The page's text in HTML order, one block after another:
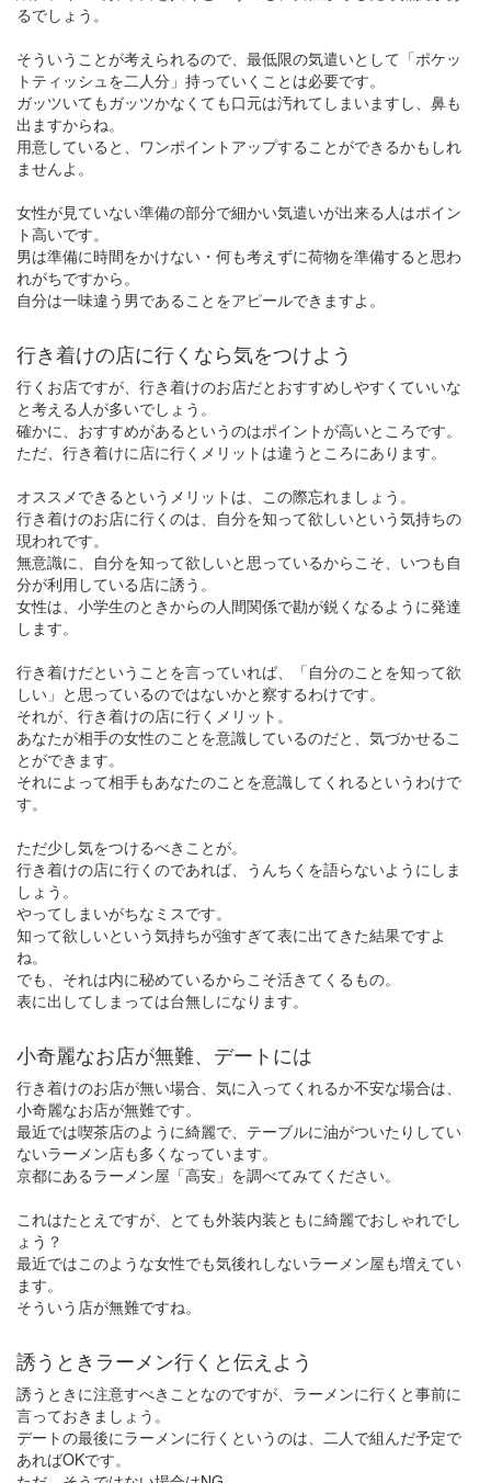
るでしょう。
そういうことが考えられるので、最低限の気遣いとして「ポケッ
トティッシュを二人分」持っていくことは必要です。
ガッツいてもガッツかなくても口元は汚れてしまいますし、鼻も
出ますからね。
用意していると、ワンポイントアップすることができるかもしれ
ませんよ。
女性が見ていない準備の部分で細かい気遣いが出来る人はポイン
ト高いです。
男は準備に時間をかけない・何も考えずに荷物を準備すると思わ
れがちですから。
自分は一味違う男であることをアピールできますよ。
行き着けの店に行くなら気をつけよう
行くお店ですが、行き着けのお店だとおすすめしやすくていいな
と考える人が多いでしょう。
確かに、おすすめがあるというのはポイントが高いところです。
ただ、行き着けに店に行くメリットは違うところにあります。
オススメできるというメリットは、この際忘れましょう。
行き着けのお店に行くのは、自分を知って欲しいという気持ちの
現われです。
無意識に、自分を知って欲しいと思っているからこそ、いつも自
分が利用している店に誘う。
女性は、小学生のときからの人間関係で勘が鋭くなるように発達
します。
行き着けだということを言っていれば、「自分のことを知って欲
しい」と思っているのではないかと察するわけです。
それが、行き着けの店に行くメリット。
あなたが相手の女性のことを意識しているのだと、気づかせるこ
とができます。
それによって相手もあなたのことを意識してくれるというわけで
す。
ただ少し気をつけるべきことが。
行き着けの店に行くのであれば、うんちくを語らないようにしま
しょう。
やってしまいがちなミスです。
知って欲しいという気持ちが強すぎて表に出てきた結果ですよ
ね。
でも、それは内に秘めているからこそ活きてくるもの。
表に出してしまっては台無しになります。
小奇麗なお店が無難、デートには
行き着けのお店が無い場合、気に入ってくれるか不安な場合は、
小奇麗なお店が無難です。
最近では喫茶店のように綺麗で、テーブルに油がついたりしてい
ないラーメン店も多くなっています。
京都にあるラーメン屋「高安」を調べてみてください。
これはたとえですが、とても外装内装ともに綺麗でおしゃれでし
ょう？
最近ではこのような女性でも気後れしないラーメン屋も増えてい
ます。
そういう店が無難ですね。
誘うときラーメン行くと伝えよう
誘うときに注意すべきことなのですが、ラーメンに行くと事前に
言っておきましょう。
デートの最後にラーメンに行くというのは、二人で組んだ予定で
あればOKです。